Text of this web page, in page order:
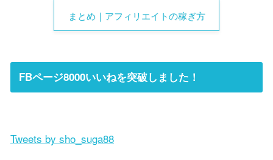
まとめ｜アフィリエイトの稼ぎ方
FBページ8000いいねを突破しました！
Tweets by sho_suga88